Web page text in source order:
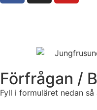
Förfrågan /
Fyll i formuläret nedan